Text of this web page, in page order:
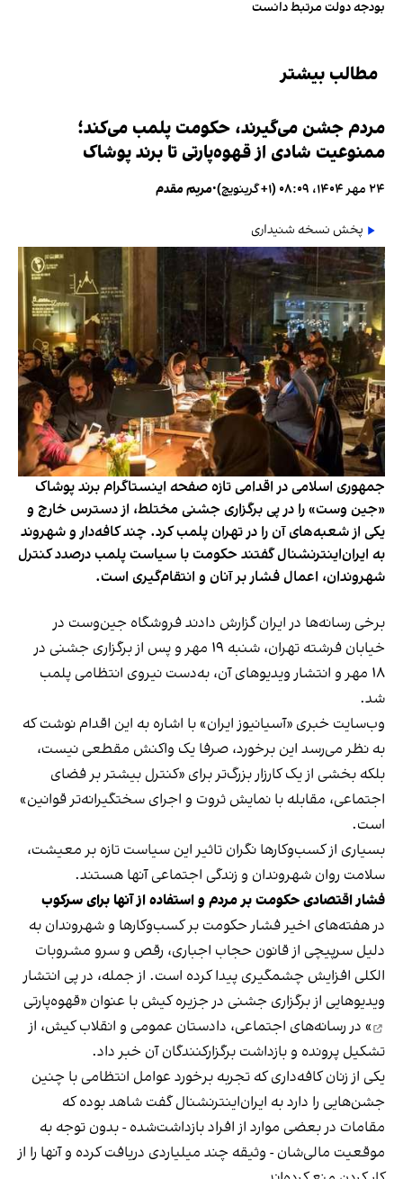
بودجه دولت مرتبط دانست
مطالب بیشتر
مردم جشن می‌گیرند، حکومت پلمب می‌کند؛
ممنوعیت شادی از قهوه‌پارتی تا برند پوشاک
۲۴ مهر ۱۴۰۴، ۰۸:۰۹ (‎+۱ گرینویچ) •مریم مقدم
پخش نسخه شنیداری
جمهوری اسلامی در اقدامی تازه صفحه اینستاگرام برند پوشاک
«جین وست» را در پی برگزاری جشنی مختلط، از دسترس خارج و
یکی از شعبه‌های آن را در تهران پلمب کرد. چند کافه‌‌دار و شهروند
به ایران‌اینترنشنال گفتند حکومت با سیاست پلمب درصدد کنترل
شهروندان، اعمال فشار بر آنان و انتقام‌گیری است.
برخی رسانه‌ها در ایران گزارش دادند فروشگاه جین‌وست در
خیابان فرشته تهران، شنبه ۱۹ مهر و پس از برگزاری جشنی در
۱۸ مهر و انتشار ویدیوهای آن، به‌دست نیروی انتظامی پلمب
شد.
وب‌سایت خبری «آسیانیوز ایران» با اشاره به این اقدام نوشت که
به نظر می‌رسد این برخورد، صرفا یک واکنش مقطعی نیست،
بلکه بخشی از یک کارزار بزرگ‌تر برای «کنترل بیشتر بر فضای
اجتماعی، مقابله با نمایش ثروت و اجرای سختگیرانه‌تر قوانین»
است.
بسیاری از کسب‌وکارها نگران تاثیر این سیاست‌ تازه بر معیشت،
سلامت روان شهروندان و زندگی اجتماعی آنها هستند.
فشار اقتصادی حکومت بر مردم و استفاده از آنها برای سرکوب
در هفته‌های اخیر فشار حکومت بر کسب‌وکارها و شهروندان به
دلیل سرپیچی از قانون حجاب اجباری، رقص و سرو مشروبات
الکلی افزایش چشمگیری پیدا کرده است. از جمله، در پی انتشار
ویدیوهایی از برگزاری جشنی در جزیره کیش با عنوان «قهوه‌پارتی
» در رسانه‌های اجتماعی، دادستان عمومی و انقلاب کیش، از
تشکیل پرونده و بازداشت برگزارکنندگان آن خبر داد.
یکی از زنان کافه‌داری که تجربه برخورد عوامل انتظامی با چنین
جشن‌هایی را دارد به ایران‌اینترنشنال گفت شاهد بوده که
مقامات در بعضی موارد از افراد بازداشت‌‌شده - بدون توجه به
موقعیت مالی‌شان - وثیقه چند میلیاردی دریافت کرده و آنها را از